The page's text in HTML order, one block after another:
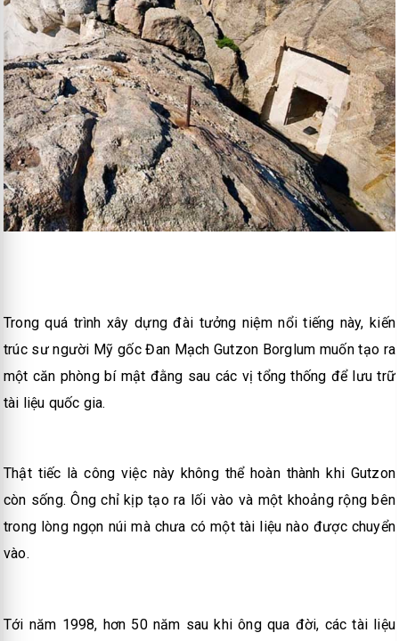
Trong quá trình xây dựng đài tưởng niệm nổi tiếng này, kiến
trúc sư người Mỹ gốc Đan Mạch Gutzon Borglum muốn tạo ra
một căn phòng bí mật đằng sau các vị tổng thống để lưu trữ
tài liệu quốc gia.
Thật tiếc là công việc này không thể hoàn thành khi Gutzon
còn sống. Ông chỉ kịp tạo ra lối vào và một khoảng rộng bên
trong lòng ngọn núi mà chưa có một tài liệu nào được chuyển
vào.
Tới năm 1998, hơn 50 năm sau khi ông qua đời, các tài liệu